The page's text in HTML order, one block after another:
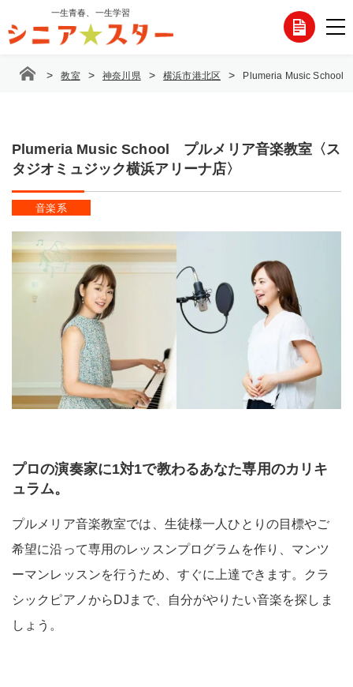
テ
一生青春、一生学習
各
い
> 教室 > 神奈川県 > 横浜市港北区 > Plumeria Music School
Plumeria Music School プルメリア音楽教室〈ス
タジオミュジック横浜アリーナ店〉
音楽系
プロの演奏家に1対1で教わるあなた専用のカリキ
ュラム。
プルメリア音楽教室では、生徒様一人ひとりの目標やご
希望に沿って専用のレッスンプログラムを作り、マンツ
ーマンレッスンを行うため、すぐに上達できます。クラ
シックピアノからDJまで、自分がやりたい音楽を探しま
しょう。